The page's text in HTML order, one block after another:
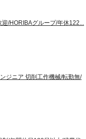
/HORIBAグループ/年休122...
ジニア 切削工作機械/転勤無/